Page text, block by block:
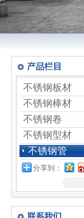
不锈钢板材
不锈钢棒材
不锈钢卷
不锈钢型材
不锈钢管
分享到：